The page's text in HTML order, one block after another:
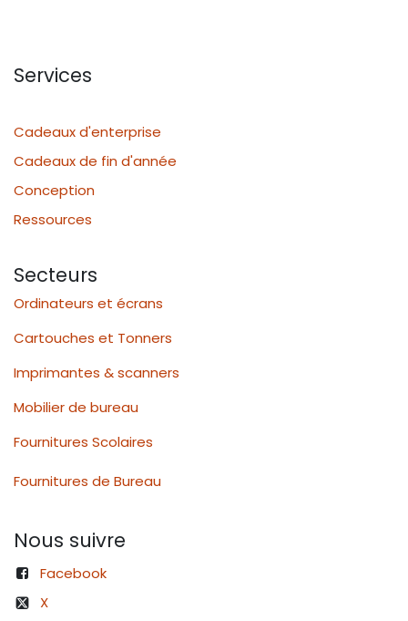
Services
Cadeaux d'enterprise
Cadeaux de fin d'année
Conception
Ressources
Secteurs
Ordinateurs et écrans
Cartouches et Tonners
Imprimantes & scanners
Mobilier de bureau
Fournitures Scolaires
Fournitures de Bureau
Nous suivre
Facebook
X